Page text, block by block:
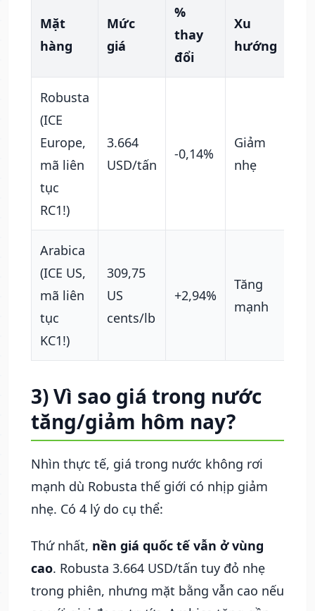
Mặt
hàng
Mức
giá
%
thay
đổi
Xu
hướng
Robusta
(ICE
Europe,
mã liên
tục
RC1!)
3.664
USD/tấn
-0,14%
Giảm
nhẹ
Arabica
(ICE US,
mã liên
tục
KC1!)
309,75
US
cents/lb
+2,94%
Tăng
mạnh
3) Vì sao giá trong nước
tăng/giảm hôm nay?
Nhìn thực tế, giá trong nước không rơi
mạnh dù Robusta thế giới có nhịp giảm
nhẹ. Có 4 lý do cụ thể:
Thứ nhất, nền giá quốc tế vẫn ở vùng
cao. Robusta 3.664 USD/tấn tuy đỏ nhẹ
trong phiên, nhưng mặt bằng vẫn cao nếu